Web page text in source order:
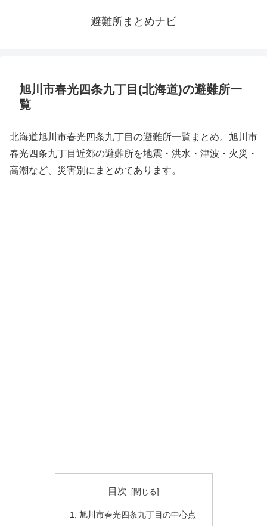
避難所まとめナビ
旭川市春光四条九丁目(北海道)の避難所一
覧
北海道旭川市春光四条九丁目の避難所一覧まとめ。旭川市
春光四条九丁目近郊の避難所を地震・洪水・津波・火災・
高潮など、災害別にまとめてあります。
目次
旭川市春光四条九丁目の中心点